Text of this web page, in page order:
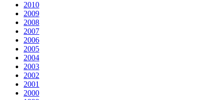
2010
2009
2008
2007
2006
2005
2004
2003
2002
2001
2000